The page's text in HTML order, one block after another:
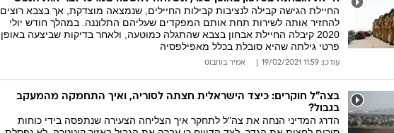
החיילת הגישה קבילה לנציבות קבילות החיילים, שנמצאה מוצדקת, אך בצבא רוצים
להחזיר אותה לשירות תחת אותם המפקדים שעליהם התלוננה. במהלך חודש יולי
2020 קיבלה החיילת אבחון בצבא שהתגלה כמוטעה, ולאחר בדיקות שביצעה באופן
פרטי גילתה שהיא סובלת בכלל מאפילפסיה
עודכן: 11:59 19/02/2021 אמיר בוחבוט
בצה"ל חוקרים: כיצד הישראלית חצתה לסוריה, ואיך התחמקה מהמעקב
בגבול?
הדרג המדיני הנחה את צה"ל לתחקר איך הצליחה הצעירה שנתפסה בידי כוחות